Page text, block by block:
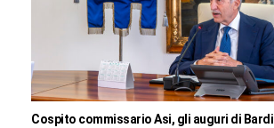
Cospito commissario Asi, gli auguri di Bardi